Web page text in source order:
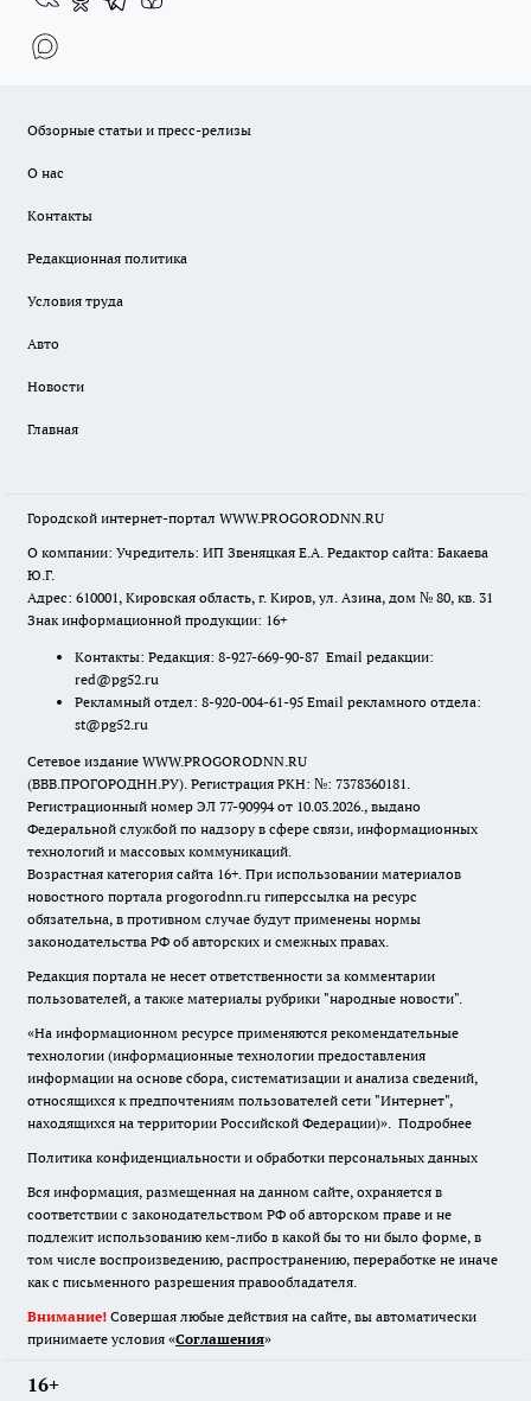
Обзорные статьи и пресс-релизы
О нас
Контакты
Редакционная политика
Условия труда
Авто
Новости
Главная
Городской интернет-портал WWW.PROGORODNN.RU
О компании: Учредитель: ИП Звеняцкая Е.А. Редактор сайта: Бакаева
Ю.Г.
Адрес: 610001, Кировская область, г. Киров, ул. Азина, дом № 80, кв. 31
Знак информационной продукции: 16+
Контакты: Редакция: 8-927-669-90-87 Email редакции:
red@pg52.ru
Рекламный отдел: 8-920-004-61-95 Email рекламного отдела:
st@pg52.ru
Сетевое издание WWW.PROGORODNN.RU
(ВВВ.ПРОГОРОДНН.РУ). Регистрация РКН: №: 7378360181.
Регистрационный номер ЭЛ 77-90994 от 10.03.2026., выдано
Федеральной службой по надзору в сфере связи, информационных
технологий и массовых коммуникаций.
Возрастная категория сайта 16+. При использовании материалов
новостного портала progorodnn.ru гиперссылка на ресурс
обязательна, в противном случае будут применены нормы
законодательства РФ об авторских и смежных правах.
Редакция портала не несет ответственности за комментарии
пользователей, а также материалы рубрики "народные новости".
«На информационном ресурсе применяются рекомендательные
технологии (информационные технологии предоставления
информации на основе сбора, систематизации и анализа сведений,
относящихся к предпочтениям пользователей сети "Интернет",
находящихся на территории Российской Федерации)». Подробнее
Политика конфиденциальности и обработки персональных данных
Вся информация, размещенная на данном сайте, охраняется в
соответствии с законодательством РФ об авторском праве и не
подлежит использованию кем-либо в какой бы то ни было форме, в
том числе воспроизведению, распространению, переработке не иначе
как с письменного разрешения правообладателя.
Внимание! Совершая любые действия на сайте, вы автоматически
принимаете условия «Cоглашения»
16+